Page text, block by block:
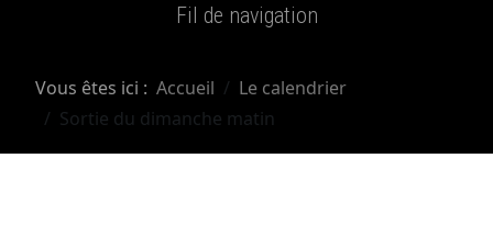
Fil de navigation
Vous êtes ici :Accueil
Le calendrier
Sortie du dimanche matin